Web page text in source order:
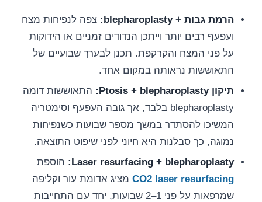
הרמת גבות + blepharoplasty:
צפה לנפיחות מצח
ועפעף רבים יותר וייתכן הנדודים זמניים או הידוקות
על פני המצח והקרקפת. תכנן לבערך שבועיים של
התאוששות נראותה במקום אחד.
תיקון Ptosis + blepharoplasty:
התאוששות דומה
blepharoplasty בלבד, אך גובה העפעף וסימטריה
המשיכו להסתדר במשך מספר שבועות כשנפיחות
נמוגה, כך סבלנות היא חיוני לפני שיפוט התוצאה.
Laser resurfacing + blepharoplasty:
הוספת
CO2 laser resurfacing מציג אדומת עור וקליפה
שמרפאות על פני 1–2 שבועות, יחד עם התחייבות